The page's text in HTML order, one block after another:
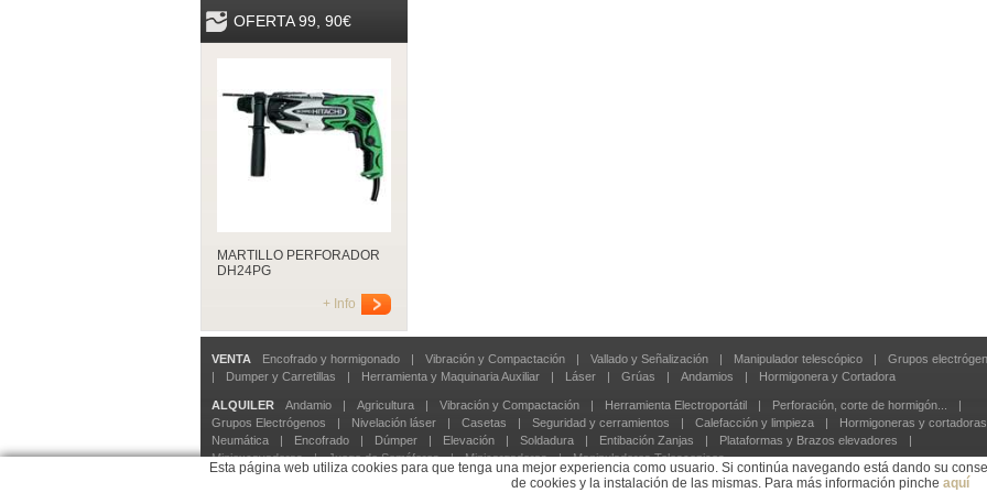
OFERTA 99, 90€
MARTILLO PERFORADOR
DH24PG
+ Info
VENTA Encofrado y hormigonado | Vibración y Compactación | Vallado y Señalización | Manipulador telescópico |
Grupos
|
Dumper y Carretillas | Herramienta y Maquinaria Auxiliar | Láser | Grúas | Andamios | Hormigonera y Cortadora
ALQUILER Andamio | Agricultura | Vibración y Compactación | Herramienta Electroportátil | Perforación, corte de hormigón...
|
Grupos Electrógenos
| Nivelación láser | Casetas | Seguridad y cerramientos | Calefacción y limpieza | Hormigoneras y cortadoras
Neumática
| Encofrado | Dúmper | Elevación | Soldadura | Entibación Zanjas | Plataformas y Brazos elevadores
|
Miniexcavadoras
| Juego de Semáforos | Minicargadoras | Manipuladores Telescopicos
Absorbedor de energía | Mosquetones | Anclajes | Accesos | Conjuntos
Esta página web utiliza cookies para que tenga una mejor experiencia como usuario. Si continúa navegando está dando su
de cookies y la instalación de las mismas. Para más información pinche aquí